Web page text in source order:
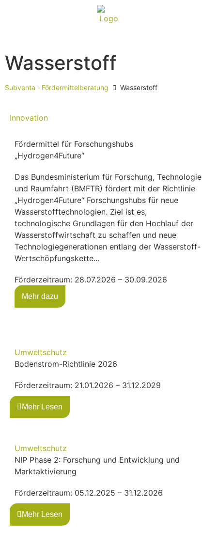
Wasserstoff
Subventa ‐ Fördermittelberatung Wasserstoff
Innovation
Fördermittel für Forschungshubs
„Hydrogen4Future“
Das Bundesministerium für Forschung, Technologie
und Raumfahrt (BMFTR) fördert mit der Richtlinie
„Hydrogen4Future“ Forschungshubs für neue
Wasserstofftechnologien. Ziel ist es,
technologische Grundlagen für den Hochlauf der
Wasserstoffwirtschaft zu schaffen und neue
Technologiegenerationen entlang der Wasserstoff-
Wertschöpfungskette...
Förderzeitraum: 28.07.2026 – 30.09.2026
Mehr dazu
Umweltschutz
Bodenstrom-Richtlinie 2026
Förderzeitraum: 21.01.2026 – 31.12.2029
Mehr Lesen
Umweltschutz
NIP Phase 2: Forschung und Entwicklung und
Marktaktivierung
Förderzeitraum: 05.12.2025 – 31.12.2026
Mehr Lesen